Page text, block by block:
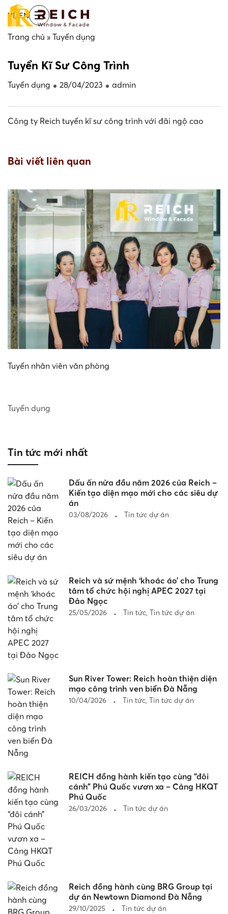
Skip
content
VI/ EN
Trang chủ » Tuyển dụng
Tuyển Kĩ Sư Công Trình
Tuyển dụng 28/04/2023 admin
Công ty Reich tuyển kĩ sư công trình với đãi ngộ cao
Bài viết liên quan
Tuyển nhân viên văn phòng
Tuyển dụng
Tin tức mới nhất
Dấu ấn nửa đầu năm 2026 của Reich –
Kiến tạo diện mạo mới cho các siêu dự
án
03/08/2026 Tin tức dự án
Reich và sứ mệnh ‘khoác áo’ cho Trung
tâm tổ chức hội nghị APEC 2027 tại
Đảo Ngọc
25/05/2026 Tin tức, Tin tức dự án
Sun River Tower: Reich hoàn thiện diện
mạo công trình ven biển Đà Nẵng
10/04/2026 Tin tức, Tin tức dự án
REICH đồng hành kiến tạo cùng “đôi
cánh” Phú Quốc vươn xa – Cảng HKQT
Phú Quốc
26/03/2026 Tin tức dự án
Reich đồng hành cùng BRG Group tại
dự án Newtown Diamond Đà Nẵng
29/10/2025 Tin tức dự án